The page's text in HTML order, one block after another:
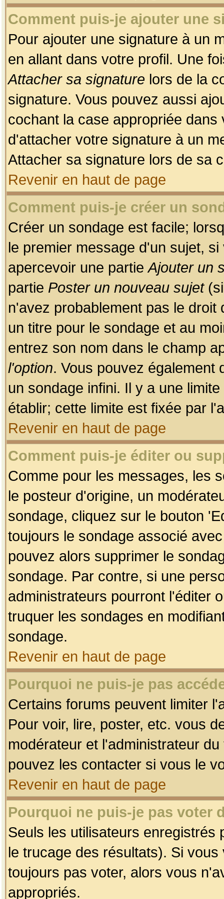
Comment puis-je ajouter une
Pour ajouter une signature à un
en allant dans votre profil. Une
Attacher sa signature lors de la
signature. Vous pouvez aussi
cochant la case appropriée
d'attacher votre signature à un
Attacher sa signature lors de sa
Revenir en haut de page
Comment puis-je créer un
Créer un sondage est facile;
le premier message d'un sujet,
apercevoir une partieAjouter un
partie Poster un nouveau sujet(si
n'avez probablement pas le
un titre pour le sondage et au
entrez son nom dans le champ
l'option. Vous pouvez également
un sondage infini. Il y a une
établir; cette limite est fixée par
Revenir en haut de page
Comment puis-je éditer ou
Comme pour les messages, les
le posteur d'origine, un
sondage, cliquez sur le bouton
toujours le sondage associé
pouvez alors supprimer le
sondage. Par contre, si une
administrateurs pourront l'éditer
truquer les sondages en
sondage.
Revenir en haut de page
Pourquoi ne puis-je pas
Certains forums peuvent limiter
Pour voir, lire, poster, etc. vous
modérateur et l'administrateur
pouvez les contacter si vous le
Revenir en haut de page
Pourquoi ne puis-je pas voter
Seuls les utilisateurs enregistrés
le trucage des résultats). Si
toujours pas voter, alors vous
appropriés.